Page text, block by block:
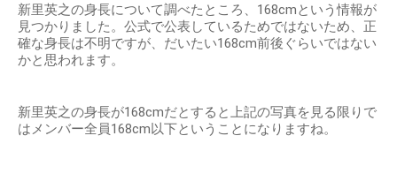
新里英之の身長について調べたところ、168cmという情報が
見つかりました。公式で公表しているためではないため、正
確な身長は不明ですが、だいたい168cm前後ぐらいではない
かと思われます。
新里英之の身長が168cmだとすると上記の写真を見る限りで
はメンバー全員168cm以下ということになりますね。